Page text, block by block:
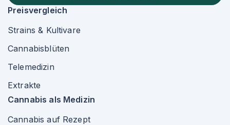
Preisvergleich
Strains & Kultivare
Cannabisblüten
Telemedizin
Extrakte
Cannabis als Medizin
Cannabis auf Rezept